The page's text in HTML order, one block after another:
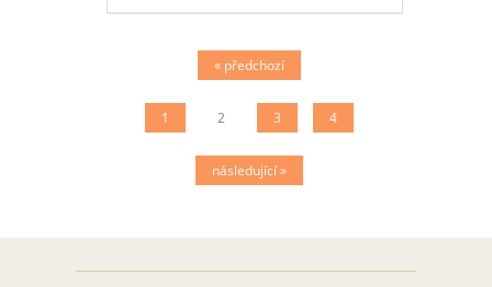
připravuji o pluralismus i
« předchozí
1 2 3 4
následující »